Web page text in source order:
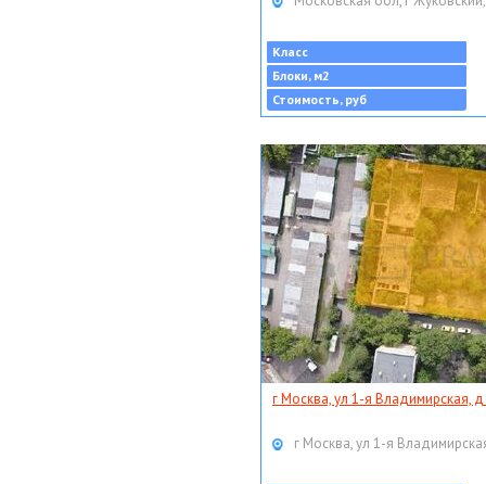
Класс
Блоки, м2
Стоимость, руб
г Москва, ул 1-я Владимирская, д
г Москва, ул 1-я